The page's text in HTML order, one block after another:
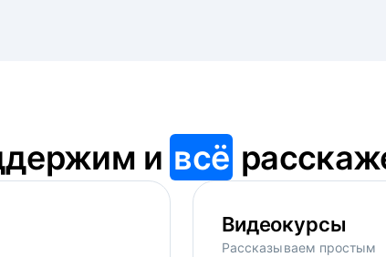
и всё
Видеокурсы
Рассказываем простым